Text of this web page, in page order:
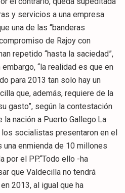
y servicios a una empresa
una de las “banderas
de Rajoy con
repetido “hasta la saciedad”,
“la realidad es que en
para 2013 tan solo hay un
que, además, requiere de la
gasto”, según la contestación
la nación a Puerto Gallego.La
socialistas presentaron en el
enmienda de 10 millones
por el PP.“Todo ello -ha
que Valdecilla no tendrá
2013, al igual que ha